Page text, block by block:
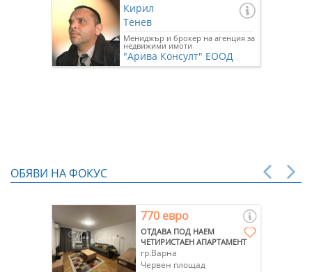
Кирил
Тенев
Мениджър и брокер на агенция за
недвижими имоти
"Арива Консулт" ЕООД
ОБЯВИ НА ФОКУС
770 евро
ОТДАВА ПОД НАЕМ
ЧЕТИРИСТАЕН АПАРТАМЕНТ
гр.Варна
Червен площад